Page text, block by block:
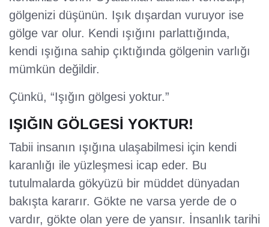
gölgenizi düşünün. Işık dışardan vuruyor ise
gölge var olur. Kendi ışığını parlattığında,
kendi ışığına sahip çıktığında gölgenin varlığı
mümkün değildir.
Çünkü, “Işığın gölgesi yoktur.”
IŞIĞIN GÖLGESİ YOKTUR!
Tabii insanın ışığına ulaşabilmesi için kendi
karanlığı ile yüzleşmesi icap eder. Bu
tutulmalarda gökyüzü bir müddet dünyadan
bakışta kararır. Gökte ne varsa yerde de o
vardır, gökte olan yere de yansır. İnsanlık tarihi